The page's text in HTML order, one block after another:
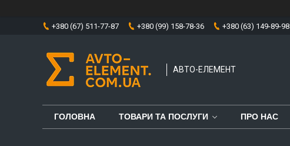
+380 (67) 511-77-87 +380 (99) 158-78-36 +380 (63) 149-89-98
АВТО-ЕЛЕМЕНТ
ГОЛОВНА ТОВАРИ ТА ПОСЛУГИ ПРО НАС